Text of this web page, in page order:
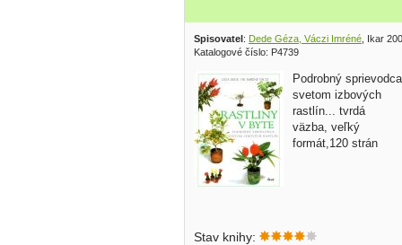
Spisovatel: Dede Géza, Váczi Imréné , Ikar
Katalogové číslo: P4739
Podrobný sprievodca
svetom izbových
rastlín... tvrdá
väzba, veľký
formát,120 strán
Stav knihy: